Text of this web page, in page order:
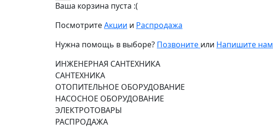
Ваша корзина пуста :(
ПосмотритеАкции и Распродажа
Нужна помощь в выборе? Позвоните или Напишите нам
ИНЖЕНЕРНАЯ САНТЕХНИКА
САНТЕХНИКА
ОТОПИТЕЛЬНОЕ ОБОРУДОВАНИЕ
НАСОСНОЕ ОБОРУДОВАНИЕ
ЭЛЕКТРОТОВАРЫ
РАСПРОДАЖА